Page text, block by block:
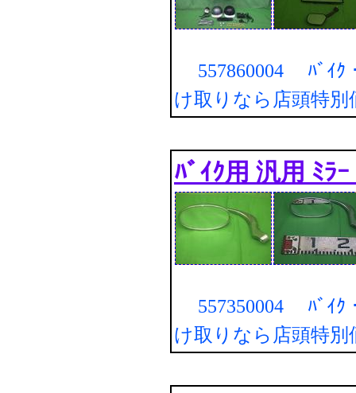
557860004 ﾊﾞｲｸ
け取りなら店頭特別
ﾊﾞｲｸ用 汎用 ﾐﾗ
557350004 ﾊﾞｲｸ
け取りなら店頭特別